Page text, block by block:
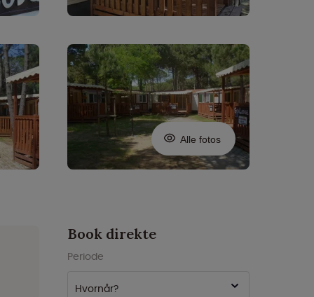
Alle fotos
Book direkte
Periode
Hvornår?